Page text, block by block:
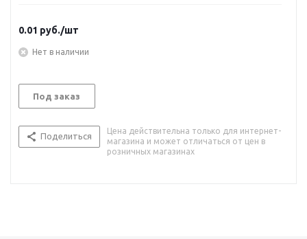
0.01 руб./шт
Нет в наличии
Под заказ
Поделиться
Цена действительна только для интернет-
магазина и может отличаться от цен в
розничных магазинах